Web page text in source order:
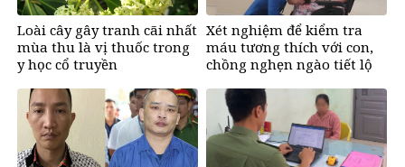
Loài cây gây tranh cãi nhất
mùa thu là vị thuốc trong
y học cổ truyền
Xét nghiệm để kiểm tra
máu tương thích với con,
chồng nghẹn ngào tiết lộ